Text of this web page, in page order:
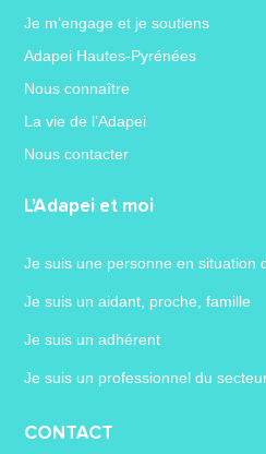
Je m’engage et je soutiens
Adapei Hautes-Pyrénées
Nous connaître
La vie de l’Adapei
Nous contacter
L’Adapei et moi
Je suis une personne en situation
Je suis un aidant, proche, famille
Je suis un adhérent
Je suis un professionnel du
CONTACT